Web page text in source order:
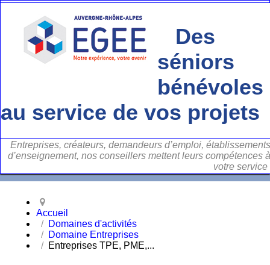
Des
séniors
bénévoles
au service de vos projets
Entreprises, créateurs, demandeurs d’emploi, établissements
d’enseignement, nos conseillers mettent leurs compétences à
votre service
Accueil
Domaines d'activités
Domaine Entreprises
Entreprises TPE, PME,...